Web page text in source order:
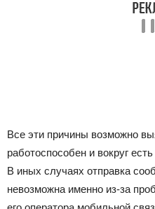
Все эти причины возможно
работоспособен и вокруг
В иных случаях отправка
невозможна именно из-за